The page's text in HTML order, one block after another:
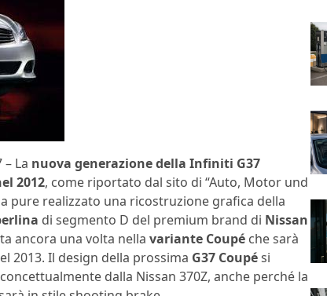
– La nuova generazione della Infiniti G37
2012, come riportato dal sito di “Auto, Motor und
pure realizzato una ricostruzione grafica della
di segmento D del premium brand di Nissan
ancora una volta nella variante Coupé che sarà
2013. Il design della prossima G37 Coupési
dalla Nissan 370Z, anche perché la